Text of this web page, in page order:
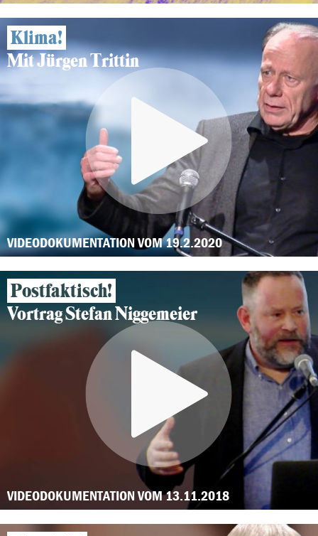
Klima!
Mit Jürgen Trittin
VIDEODOKUMENTATION VOM 19.2.2020
Postfaktisch!
Vortrag Stefan Niggemeier
VIDEODOKUMENTATION VOM 13.11.2018